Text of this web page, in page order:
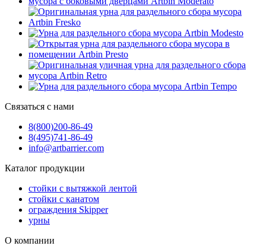
Связаться с нами
8(800)200-86-49
8(495)741-86-49
info@artbarrier.com
Каталог продукции
стойки с вытяжкой лентой
стойки с канатом
ограждения Skipper
урны
О компании